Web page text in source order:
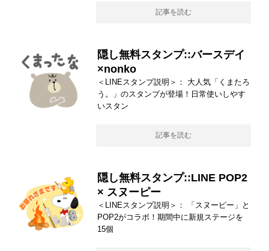
記事を読む
隠し無料スタンプ::バースデイ
×nonko
＜LINEスタンプ説明＞： 大人気「くまたろ
う。」のスタンプが登場！日常使いしやす
いスタン
記事を読む
隠し無料スタンプ::LINE POP2
× スヌーピー
＜LINEスタンプ説明＞： 「スヌーピー」と
POP2がコラボ！期間中に新規ステージを
15個